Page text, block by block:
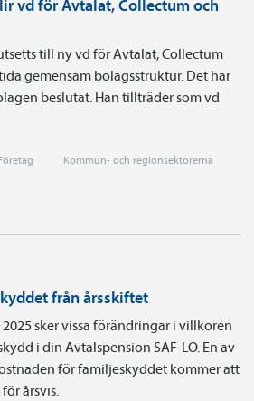
vd för Avtalat, Collectum och
till ny vd för Avtalat, Collectum
gemensam bolagsstruktur. Det har
beslutat. Han tillträder som vd
Kommun- och regionsektorerna
från årsskiftet
sker vissa förändringar i villkoren
i din Avtalspension SAF-LO. En av
för familjeskyddet kommer att
årsvis.